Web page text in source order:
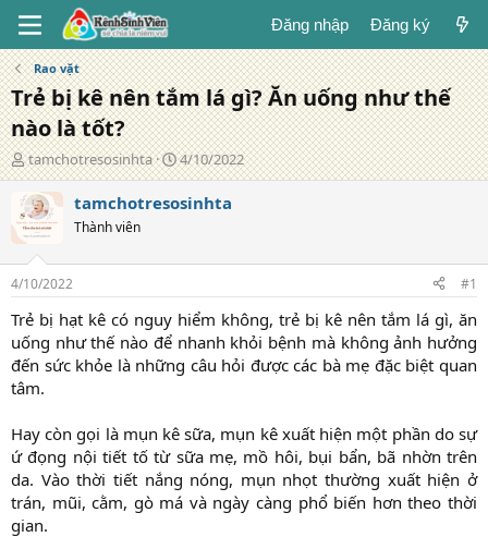
Đăng nhập Đăng ký
Rao vặt
Trẻ bị kê nên tắm lá gì? Ăn uống như thế
nào là tốt?
T
á
c
g
i
ả
tamchotresosinhta
N
g
à
g
4/10/2022
tamchotresosinhta
Thành viên
4/10/2022 #1
Trẻ bị hạt kê có nguy hiểm không, trẻ bị kê nên tắm lá gì, ăn
uống như thế nào để nhanh khỏi bệnh mà không ảnh hưởng
đến sức khỏe là những câu hỏi được các bà mẹ đặc biệt quan
tâm.
Hay còn gọi là mụn kê sữa, mụn kê xuất hiện một phần do sự
ứ đọng nội tiết tố từ sữa mẹ, mồ hôi, bụi bẩn, bã nhờn trên
da. Vào thời tiết nắng nóng, mụn nhọt thường xuất hiện ở
trán, mũi, cằm, gò má và ngày càng phổ biến hơn theo thời
gian.